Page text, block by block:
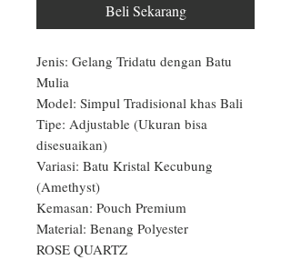
Beli Sekarang
Jenis: Gelang Tridatu dengan Batu
Mulia
Model: Simpul Tradisional khas Bali
Tipe: Adjustable (Ukuran bisa
disesuaikan)
Variasi: Batu Kristal Kecubung
(Amethyst)
Kemasan: Pouch Premium
Material: Benang Polyester
ROSE QUARTZ